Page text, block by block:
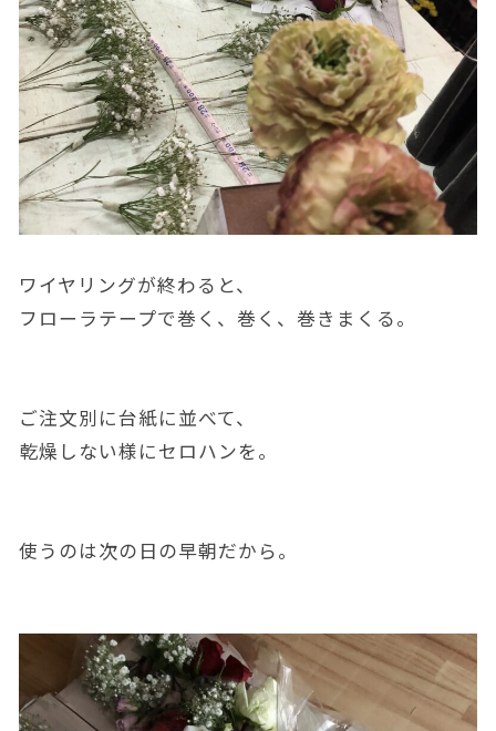
ワイヤリングが終わると、
フローラテープで巻く、巻く、巻きまくる。
ご注文別に台紙に並べて、
乾燥しない様にセロハンを。
使うのは次の日の早朝だから。